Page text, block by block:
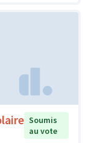
Soumis
au vote